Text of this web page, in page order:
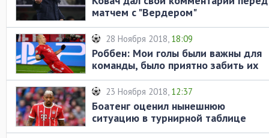
матчем с "Вердером"
28 Ноября 2018, 18:09
Роббен: Мои голы были важны для
команды, было приятно забить их
23 Ноября 2018, 12:37
Боатенг оценил нынешнюю
ситуацию в турнирной таблице
Бундеслиги